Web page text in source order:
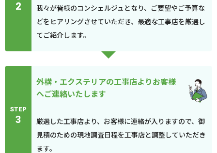
2
我々が皆様のコンシェルジュとなり、ご要望やご予算な
どをヒアリングさせていただき、最適な工事店を厳選し
てご紹介します。
STEP
3
外構・エクステリアの工事店よりお客様
へご連絡いたします
厳選した工事店より、お客様に連絡が入りますので、御
見積のための現地調査日程を工事店と調整していただき
ます。